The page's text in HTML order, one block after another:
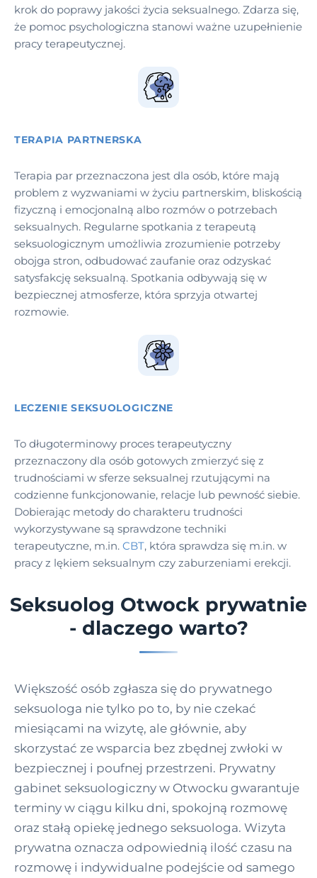
krok do poprawy jakości życia seksualnego. Zdarza się,
że pomoc psychologiczna stanowi ważne uzupełnienie
pracy terapeutycznej.
TERAPIA PARTNERSKA
Terapia par przeznaczona jest dla osób, które mają
problem z wyzwaniami w życiu partnerskim, bliskością
fizyczną i emocjonalną albo rozmów o potrzebach
seksualnych. Regularne spotkania z terapeutą
seksuologicznym umożliwia zrozumienie potrzeby
obojga stron, odbudować zaufanie oraz odzyskać
satysfakcję seksualną. Spotkania odbywają się w
bezpiecznej atmosferze, która sprzyja otwartej
rozmowie.
LECZENIE SEKSUOLOGICZNE
To długoterminowy proces terapeutyczny
przeznaczony dla osób gotowych zmierzyć się z
trudnościami w sferze seksualnej rzutującymi na
codzienne funkcjonowanie, relacje lub pewność siebie.
Dobierając metody do charakteru trudności
wykorzystywane są sprawdzone techniki
terapeutyczne, m.in. CBT, która sprawdza się m.in. w
pracy z lękiem seksualnym czy zaburzeniami erekcji.
Seksuolog Otwock prywatnie
- dlaczego warto?
Większość osób zgłasza się do prywatnego
seksuologa nie tylko po to, by nie czekać
miesiącami na wizytę, ale głównie, aby
skorzystać ze wsparcia bez zbędnej zwłoki w
bezpiecznej i poufnej przestrzeni. Prywatny
gabinet seksuologiczny w Otwocku gwarantuje
terminy w ciągu kilku dni, spokojną rozmowę
oraz stałą opiekę jednego seksuologa. Wizyta
prywatna oznacza odpowiednią ilość czasu na
rozmowę i indywidualne podejście od samego